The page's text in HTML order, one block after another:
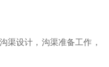
渠设计，沟渠准备工作，